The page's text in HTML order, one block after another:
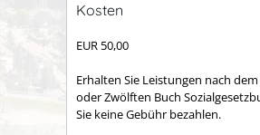
Kosten
EUR 50,00
Erhalten Sie Leistungen nach
oder Zwölften Buch
Sie keine Gebühr bezahlen.